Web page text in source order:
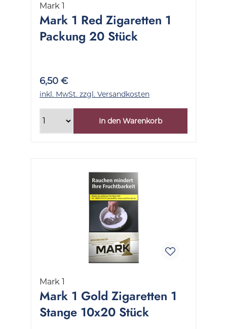
Mark 1
Mark 1 Red Zigaretten 1
Packung 20 Stück
6,50 €
inkl. MwSt. zzgl. Versandkosten
In den Warenkorb
Mark 1
Mark 1 Gold Zigaretten 1
Stange 10x20 Stück